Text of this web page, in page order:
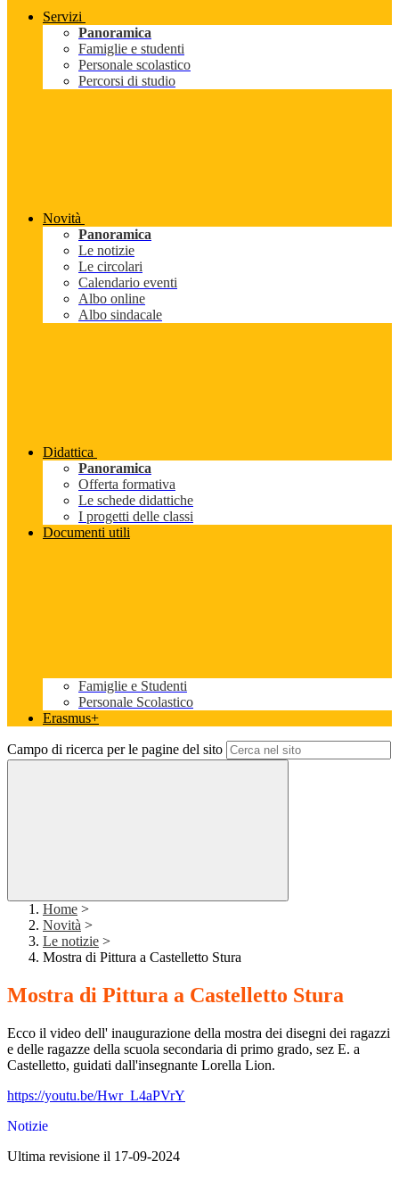
Servizi
Panoramica
Famiglie e studenti
Personale scolastico
Percorsi di studio
Novità
Panoramica
Le notizie
Le circolari
Calendario eventi
Albo online
Albo sindacale
Didattica
Panoramica
Offerta formativa
Le schede didattiche
I progetti delle classi
Documenti utili
Famiglie e Studenti
Personale Scolastico
Erasmus+
Campo di ricerca per le pagine del sito
Home >
Novità >
Le notizie >
Mostra di Pittura a Castelletto Stura
Mostra di Pittura a Castelletto Stura
Ecco il video dell' inaugurazione della mostra dei disegni dei ragazzi
e delle ragazze della scuola secondaria di primo grado, sez E. a
Castelletto, guidati dall'insegnante Lorella Lion.
https://youtu.be/Hwr_L4aPVrY
Notizie
Ultima revisione il 17-09-2024